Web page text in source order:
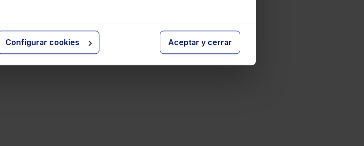
Configurar cookies Aceptar y cerrar